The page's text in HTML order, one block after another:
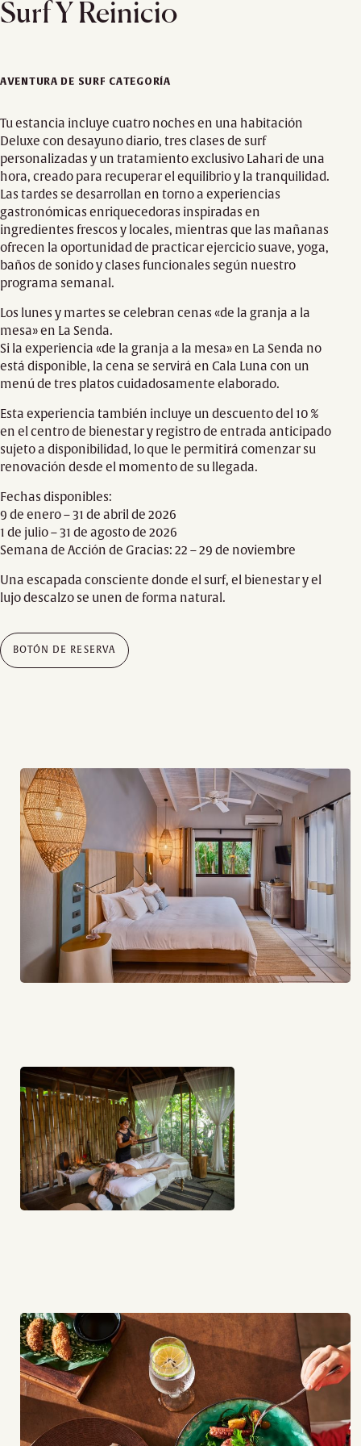
Surf Y Reinicio
AVENTURA DE SURF CATEGORÍA
Tu estancia incluye cuatro noches en una habitación
Deluxe con desayuno diario, tres clases de surf
personalizadas y un tratamiento exclusivo Lahari de una
hora, creado para recuperar el equilibrio y la tranquilidad.
Las tardes se desarrollan en torno a experiencias
gastronómicas enriquecedoras inspiradas en
ingredientes frescos y locales, mientras que las mañanas
ofrecen la oportunidad de practicar ejercicio suave, yoga,
baños de sonido y clases funcionales según nuestro
programa semanal.
Los lunes y martes se celebran cenas «de la granja a la
mesa» en La Senda.
Si la experiencia «de la granja a la mesa» en La Senda no
está disponible, la cena se servirá en Cala Luna con un
menú de tres platos cuidadosamente elaborado.
Esta experiencia también incluye un descuento del 10 %
en el centro de bienestar y registro de entrada anticipado
sujeto a disponibilidad, lo que le permitirá comenzar su
renovación desde el momento de su llegada.
Fechas disponibles:
9 de enero – 31 de abril de 2026
1 de julio – 31 de agosto de 2026
Semana de Acción de Gracias: 22 – 29 de noviembre
Una escapada consciente donde el surf, el bienestar y el
lujo descalzo se unen de forma natural.
BOTÓN DE RESERVA